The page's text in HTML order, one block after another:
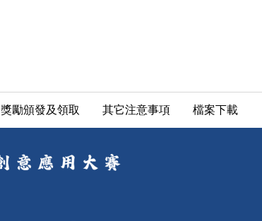
獎勵頒發及領取 其它注意事項 檔案下載